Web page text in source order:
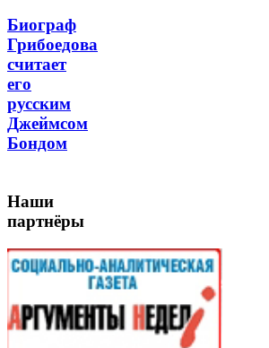
Биограф
Грибоедова
считает
его
русским
Джеймсом
Бондом
Наши
партнёры